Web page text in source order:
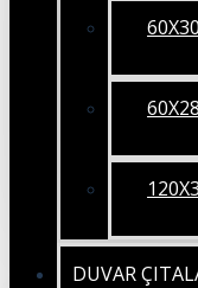
DUVAR